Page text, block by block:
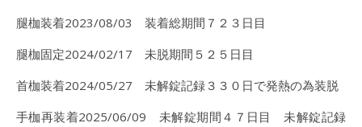
腿枷装着2023/08/03 装着総期間７２３日目
腿枷固定2024/02/17 未脱期間５２５日目
首枷装着2024/05/27 未解錠記録３３０日で発熱の為装脱
手枷再装着2025/06/09 未解錠期間４７日目 未解錠記録